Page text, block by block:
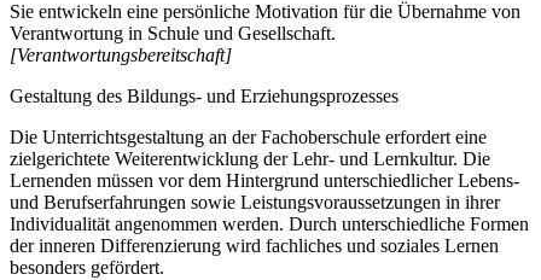
Sie entwickeln eine persönliche Motivation für die Übernahme von
Verantwortung in Schule und Gesellschaft.
[Verantwortungsbereitschaft]
Gestaltung des Bildungs- und Erziehungsprozesses
Die Unterrichtsgestaltung an der Fachoberschule erfordert eine
zielgerichtete Weiterentwicklung der Lehr- und Lernkultur. Die
Lernenden müssen vor dem Hintergrund unterschiedlicher Lebens-
und Berufserfahrungen sowie Leistungsvoraussetzungen in ihrer
Individualität angenommen werden. Durch unterschiedliche Formen
der inneren Differenzierung wird fachliches und soziales Lernen
besonders gefördert.